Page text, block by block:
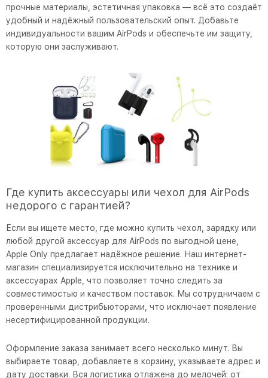
прочные материалы, эстетичная упаковка — всё это создаёт
удобный и надёжный пользовательский опыт. Добавьте
индивидуальности вашим AirPods и обеспечьте им защиту,
которую они заслуживают.
Где купить аксессуары или чехол для AirPods
недорого с гарантией?
Если вы ищете место, где можно купить чехол, зарядку или
любой другой аксессуар для AirPods по выгодной цене,
Apple Only предлагает надёжное решение. Наш интернет-
магазин специализируется исключительно на технике и
аксессуарах Apple, что позволяет точно следить за
совместимостью и качеством поставок. Мы сотрудничаем с
проверенными дистрибьюторами, что исключает появление
несертифицированной продукции.
Оформление заказа занимает всего несколько минут. Вы
выбираете товар, добавляете в корзину, указываете адрес и
дату доставки. Вся логистика отлажена до мелочей: от